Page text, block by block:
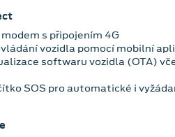
s připojením 4G
vozidla pomocí mobilní
softwaru vozidla (OTA)
SOS pro automatické i